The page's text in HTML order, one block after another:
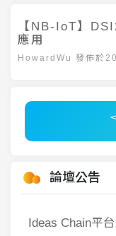
【NB-IoT】
應用
HowardWu 發佈於
論壇公告
Ideas Chain平